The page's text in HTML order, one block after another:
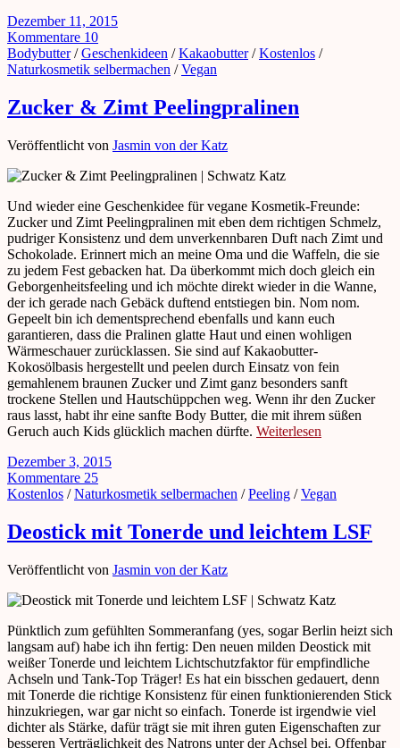
Dezember 11, 2015
Kommentare 10
Bodybutter/Geschenkideen /Kakaobutter/Kostenlos /
Naturkosmetik selbermachen /Vegan
Zucker & Zimt Peelingpralinen
Veröffentlicht von Jasmin von der Katz
Und wieder eine Geschenkidee für vegane Kosmetik-Freunde:
Zucker und Zimt Peelingpralinen mit eben dem richtigen Schmelz,
pudriger Konsistenz und dem unverkennbaren Duft nach Zimt und
Schokolade. Erinnert mich an meine Oma und die Waffeln, die sie
zu jedem Fest gebacken hat. Da überkommt mich doch gleich ein
Geborgenheitsfeeling und ich möchte direkt wieder in die Wanne,
der ich gerade nach Gebäck duftend entstiegen bin. Nom nom.
Gepeelt bin ich dementsprechend ebenfalls und kann euch
garantieren, dass die Pralinen glatte Haut und einen wohligen
Wärmeschauer zurücklassen. Sie sind auf Kakaobutter-
Kokosölbasis hergestellt und peelen durch Einsatz von fein
gemahlenem braunen Zucker und Zimt ganz besonders sanft
trockene Stellen und Hautschüppchen weg. Wenn ihr den Zucker
raus lasst, habt ihr eine sanfte Body Butter, die mit ihrem süßen
Geruch auch Kids glücklich machen dürfte. Weiterlesen
Dezember 3, 2015
Kommentare 25
Kostenlos /Naturkosmetik selbermachen /Peeling /Vegan
Deostick mit Tonerde und leichtem LSF
Veröffentlicht von Jasmin von der Katz
Pünktlich zum gefühlten Sommeranfang (yes, sogar Berlin heizt sich
langsam auf) habe ich ihn fertig: Den neuen milden Deostick mit
weißer Tonerde und leichtem Lichtschutzfaktor für empfindliche
Achseln und Tank-Top Träger! Es hat ein bisschen gedauert, denn
mit Tonerde die richtige Konsistenz für einen funktionierenden Stick
hinzukriegen, war gar nicht so einfach. Tonerde ist irgendwie viel
dichter als Stärke, dafür trägt sie mit ihren guten Eigenschaften zur
besseren Verträglichkeit des Natrons unter der Achsel bei. Offenbar